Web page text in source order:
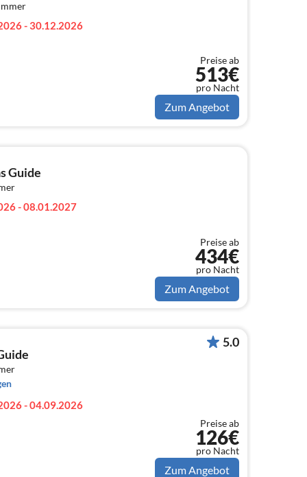
- 30.12.2026
Preise ab
513€
pro Nacht
Zum Angebot
Guide
- 08.01.2027
Preise ab
434€
pro Nacht
Zum Angebot
- 04.09.2026
5.0
Preise ab
126€
pro Nacht
Zum Angebot